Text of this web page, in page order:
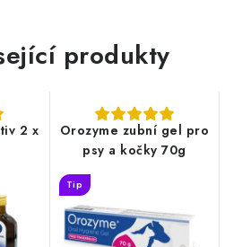
produkty
2 x
Orozyme zubní gel pro
psy a kočky 70g
Tip